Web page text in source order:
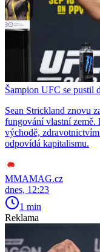
Šampion UFC se pustil
Sean Strickland znovu
fungování vlastní
východě,
odpovídá kapitalismu.
MMAMAG.cz
dnes, 12:23
1 min
Reklama